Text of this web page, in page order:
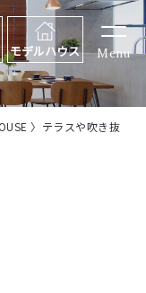
モデルハウス Menu
〉テラスや吹き抜